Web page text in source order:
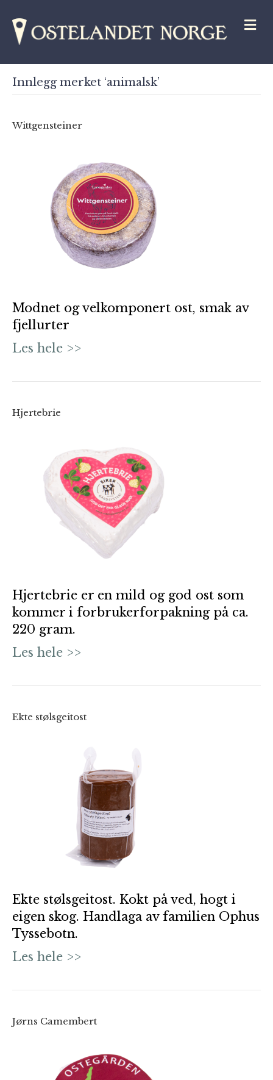
Innlegg merket ‘animalsk’
Wittgensteiner
Modnet og velkomponert ost, smak av
fjellurter
Les hele >>
Hjertebrie
Hjertebrie er en mild og god ost som
kommer i forbrukerforpakning på ca.
220 gram.
Les hele >>
Ekte stølsgeitost
Ekte stølsgeitost. Kokt på ved, hogt i
eigen skog. Handlaga av familien Ophus
Tyssebotn.
Les hele >>
Jørns Camembert